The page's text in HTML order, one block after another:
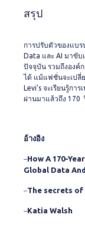
สรุป
การปรับตัวของแบร
Data และ AI มาขับ
ปัจจุบัน รวมถึงองค์
ได้ แม้แฟชั่นจะเปลี่
Levi’s จะเรียนรู้ก
ผ่านมาแล้วถึง 170
อ้างอิง
–How A 170-
Global Data
–The secrets
–Katia Walsh